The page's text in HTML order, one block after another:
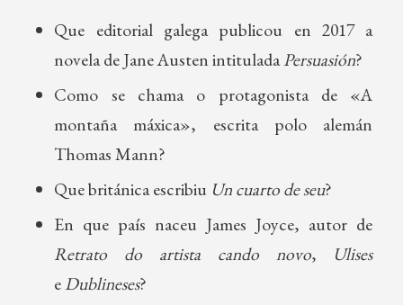
Que editorial galega publicou en 2017 a
novela de Jane Austen intituladaPersuasión?
Como se chama o protagonista de «A
montaña máxica», escrita polo alemán
Thomas Mann?
Que británica escribiu Un cuarto de seu?
En que país naceu James Joyce, autor de
Retrato do artista cando novo, Ulises
eDublineses?